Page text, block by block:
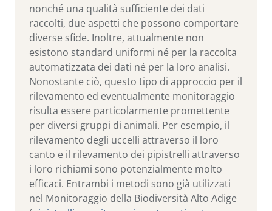
nonché una qualità sufficiente dei dati
raccolti, due aspetti che possono comportare
diverse sfide. Inoltre, attualmente non
esistono standard uniformi né per la raccolta
automatizzata dei dati né per la loro analisi.
Nonostante ciò, questo tipo di approccio per il
rilevamento ed eventualmente monitoraggio
risulta essere particolarmente promettente
per diversi gruppi di animali. Per esempio, il
rilevamento degli uccelli attraverso il loro
canto e il rilevamento dei pipistrelli attraverso
i loro richiami sono potenzialmente molto
efficaci. Entrambi i metodi sono già utilizzati
nel Monitoraggio della Biodiversità Alto Adige